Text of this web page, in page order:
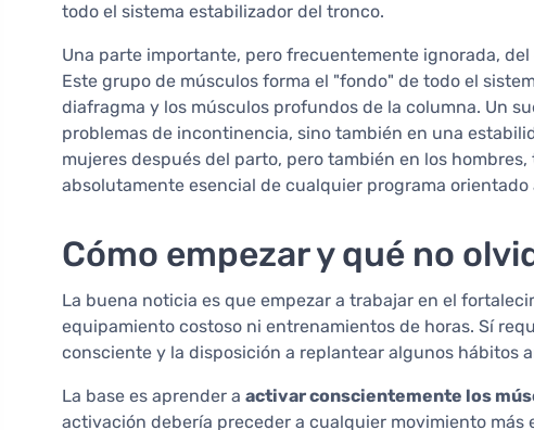
todo el sistema estabilizador del tronco.
Una parte importante, pero frecuentemente ignorada,
Este grupo de músculos forma el "fondo" de todo el
diafragma y los músculos profundos de la columna. Un
problemas de incontinencia, sino también en una
mujeres después del parto, pero también en los
absolutamente esencial de cualquier programa
Cómo empezar y qué no
La buena noticia es que empezar a trabajar en el
equipamiento costoso ni entrenamientos de horas. Sí
consciente y la disposición a replantear algunos hábitos
La base es aprender a activar conscientemente los
activación debería preceder a cualquier movimiento más